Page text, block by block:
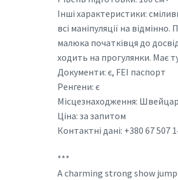
Інші характеристики:
всі маніпуляції на
малюка початківця до
ходить на прогулянки. Має
Документи: є, FEI паспорт
Ренгени: є
Місцезнаходження:
Ціна: за запитом
Контактні дані: +380 67 507
***
A charming strong show